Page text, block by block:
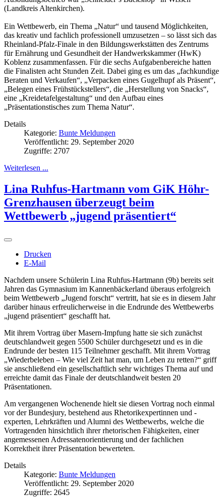
(Landkreis Altenkirchen).
Ein Wettbewerb, ein Thema „Natur“ und tausend Möglichkeiten,
das kreativ und fachlich professionell umzusetzen – so lässt sich das
Rheinland-Pfalz-Finale in den Bildungswerkstätten des Zentrums
für Ernährung und Gesundheit der Handwerkskammer (HwK)
Koblenz zusammenfassen. Für die sechs Aufgabenbereiche hatten
die Finalisten acht Stunden Zeit. Dabei ging es um das „fachkundige
Beraten und Verkaufen“, „Verpacken eines Gugelhupf als Präsent“,
„Belegen eines Frühstückstellers“, die „Herstellung von Snacks“,
eine „Kreidetafelgestaltung“ und den Aufbau eines
„Präsentationstisches zum Thema Natur“.
Details
Kategorie: Bunte Meldungen
Veröffentlicht: 29. September 2020
Zugriffe: 2707
Weiterlesen ...
Lina Ruhfus-Hartmann vom GiK Höhr-
Grenzhausen überzeugt beim
Wettbewerb „jugend präsentiert“
Drucken
E-Mail
Nachdem unsere Schülerin Lina Ruhfus-Hartmann (9b) bereits seit
Jahren das Gymnasium im Kannenbäckerland überaus erfolgreich
beim Wettbewerb „Jugend forscht“ vertritt, hat sie es in diesem Jahr
darüber hinaus erfreulicherweise in die Endrunde des Wettbewerbs
„jugend präsentiert“ geschafft hat.
Mit ihrem Vortrag über Masern-Impfung hatte sie sich zunächst
deutschlandweit gegen 5500 Schüler durchgesetzt und es in die
Endrunde der besten 115 Teilnehmer geschafft. Mit ihrem Vortrag
„Wiederbeleben – Wie viel Zeit hat man, um Leben zu retten?“ griff
sie anschließend ein gesellschaftlich sehr wichtiges Thema auf und
erreichte damit das Finale der deutschlandweit besten 20
Präsentationen.
Am vergangenen Wochenende hielt sie diesen Vortrag noch einmal
vor der Bundesjury, bestehend aus Rhetorikexpertinnen und -
experten, Lehrkräften und Alumni des Wettbewerbs, welche die
Vortragenden hinsichtlich ihrer rhetorischen Fähigkeiten, einer
angemessenen Adressatenorientierung und der fachlichen
Korrektheit ihrer Präsentation bewerteten.
Details
Kategorie: Bunte Meldungen
Veröffentlicht: 29. September 2020
Zugriffe: 2645